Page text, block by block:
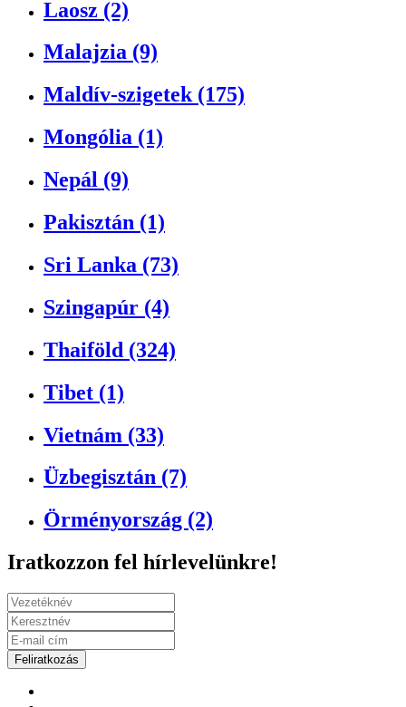
Laosz (2)
Malajzia (9)
Maldív-szigetek (175)
Mongólia (1)
Nepál (9)
Pakisztán (1)
Sri Lanka (73)
Szingapúr (4)
Thaiföld (324)
Tibet (1)
Vietnám (33)
Üzbegisztán (7)
Örményország (2)
Iratkozzon fel hírlevelünkre!
Feliratkozás